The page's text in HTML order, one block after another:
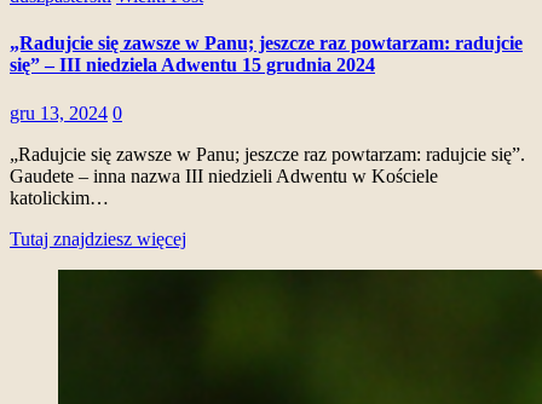
„Radujcie się zawsze w Panu; jeszcze raz powtarzam: radujcie
się” – III niedziela Adwentu 15 grudnia 2024
gru 13, 2024 0
„Radujcie się zawsze w Panu; jeszcze raz powtarzam: radujcie się”.
Gaudete – inna nazwa III niedzieli Adwentu w Kościele
katolickim…
Tutaj znajdziesz więcej